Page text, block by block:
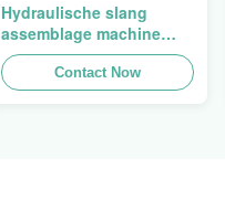
Hydraulische slang
assemblage machine
slang crimping machine
slang pers Finn Power
Swager
Contact Now